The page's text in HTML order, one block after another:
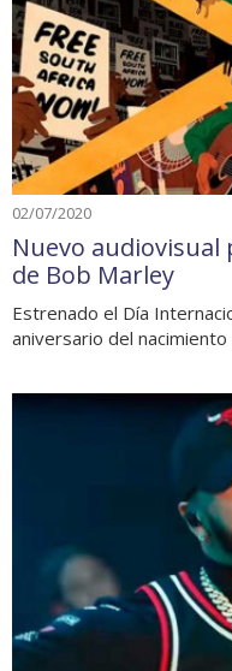
02/07/2020
Nuevo audiovisual
de Bob Marley
Estrenado el Día
aniversario del